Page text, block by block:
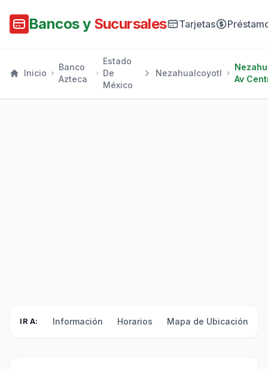
Bancos y Sucursales Tarjetas
Inicio
Banco
Azteca
Estado
De
México
Nezahualcoyotl
Av
IR A: Información Horarios Mapa de Ubicación